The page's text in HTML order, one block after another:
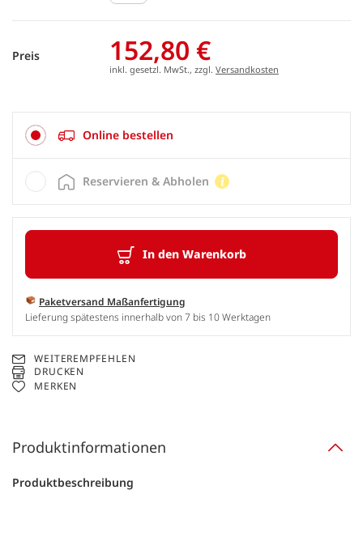
Preis 152,80 €
inkl. gesetzl. MwSt., zzgl. Versandkosten
Online bestellen
In den Warenkorb
Paketversand Maßanfertigung
Lieferung spätestens innerhalb von 7 bis 10 Werktagen
Reservieren & Abholen
WEITEREMPFEHLEN
DRUCKEN
MERKEN
Produktinformationen
Produktbeschreibung